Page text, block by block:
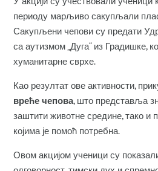
периоду марљиво сакупљали
Сакупљени чепови су предати
са аутизмом „Дуга“ из Градишке,
хуманитарне сврхе.
Као резултат ове активности,
вреће чепова, што представља
заштити животне средине, тако
којима је помоћ потребна.
Овом акцијом ученици су